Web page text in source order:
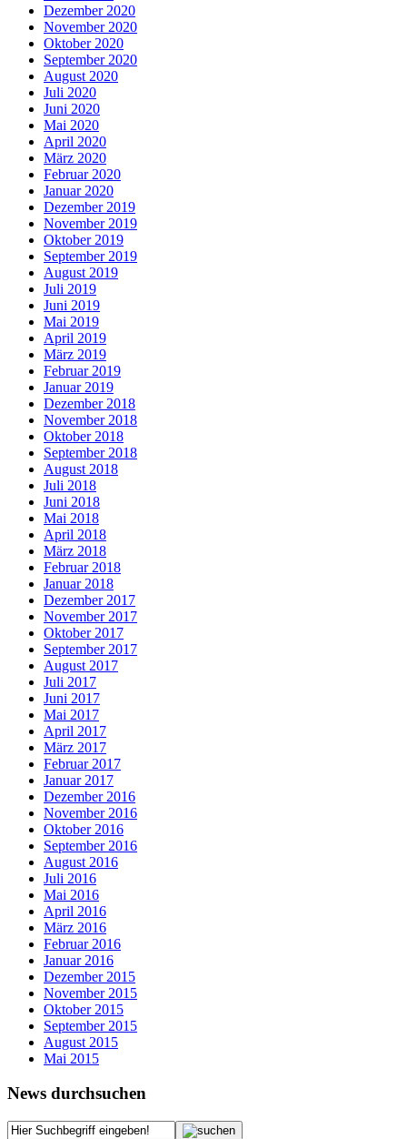
Dezember 2020
November 2020
Oktober 2020
September 2020
August 2020
Juli 2020
Juni 2020
Mai 2020
April 2020
März 2020
Februar 2020
Januar 2020
Dezember 2019
November 2019
Oktober 2019
September 2019
August 2019
Juli 2019
Juni 2019
Mai 2019
April 2019
März 2019
Februar 2019
Januar 2019
Dezember 2018
November 2018
Oktober 2018
September 2018
August 2018
Juli 2018
Juni 2018
Mai 2018
April 2018
März 2018
Februar 2018
Januar 2018
Dezember 2017
November 2017
Oktober 2017
September 2017
August 2017
Juli 2017
Juni 2017
Mai 2017
April 2017
März 2017
Februar 2017
Januar 2017
Dezember 2016
November 2016
Oktober 2016
September 2016
August 2016
Juli 2016
Mai 2016
April 2016
März 2016
Februar 2016
Januar 2016
Dezember 2015
November 2015
Oktober 2015
September 2015
August 2015
Mai 2015
News durchsuchen